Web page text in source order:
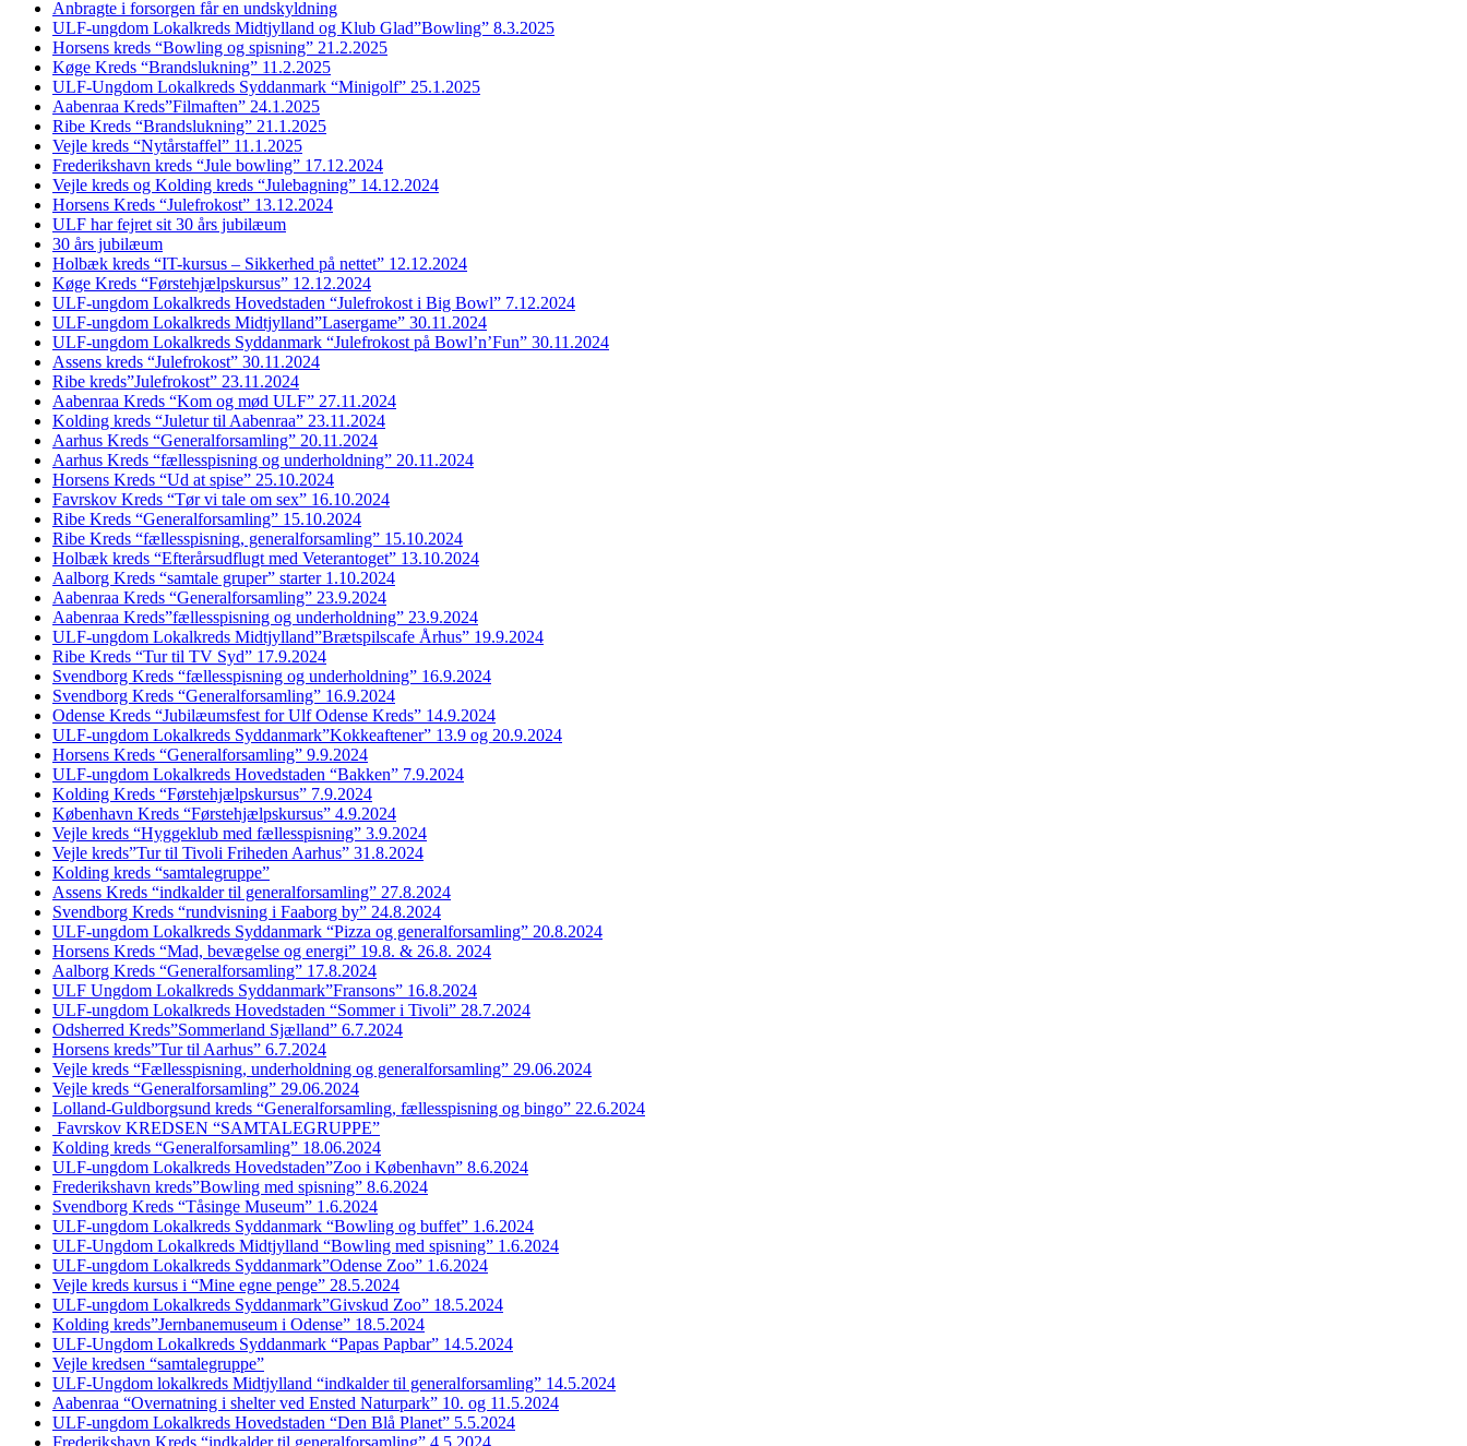
Anbragte i forsorgen får en undskyldning
ULF-ungdom Lokalkreds Midtjylland og Klub Glad”Bowling” 8.3.2025
Horsens kreds “Bowling og spisning” 21.2.2025
Køge Kreds “Brandslukning” 11.2.2025
ULF-Ungdom Lokalkreds Syddanmark “Minigolf” 25.1.2025
Aabenraa Kreds”Filmaften” 24.1.2025
Ribe Kreds “Brandslukning” 21.1.2025
Vejle kreds “Nytårstaffel” 11.1.2025
Frederikshavn kreds “Jule bowling” 17.12.2024
Vejle kreds og Kolding kreds “Julebagning” 14.12.2024
Horsens Kreds “Julefrokost” 13.12.2024
ULF har fejret sit 30 års jubilæum
30 års jubilæum
Holbæk kreds “IT-kursus – Sikkerhed på nettet” 12.12.2024
Køge Kreds “Førstehjælpskursus” 12.12.2024
ULF-ungdom Lokalkreds Hovedstaden “Julefrokost i Big Bowl” 7.12.2024
ULF-ungdom Lokalkreds Midtjylland”Lasergame” 30.11.2024
ULF-ungdom Lokalkreds Syddanmark “Julefrokost på Bowl’n’Fun” 30.11.2024
Assens kreds “Julefrokost” 30.11.2024
Ribe kreds”Julefrokost” 23.11.2024
Aabenraa Kreds “Kom og mød ULF” 27.11.2024
Kolding kreds “Juletur til Aabenraa” 23.11.2024
Aarhus Kreds “Generalforsamling” 20.11.2024
Aarhus Kreds “fællesspisning og underholdning” 20.11.2024
Horsens Kreds “Ud at spise” 25.10.2024
Favrskov Kreds “Tør vi tale om sex” 16.10.2024
Ribe Kreds “Generalforsamling” 15.10.2024
Ribe Kreds “fællesspisning, generalforsamling” 15.10.2024
Holbæk kreds “Efterårsudflugt med Veterantoget” 13.10.2024
Aalborg Kreds “samtale gruper” starter 1.10.2024
Aabenraa Kreds “Generalforsamling” 23.9.2024
Aabenraa Kreds”fællesspisning og underholdning” 23.9.2024
ULF-ungdom Lokalkreds Midtjylland”Brætspilscafe Århus” 19.9.2024
Ribe Kreds “Tur til TV Syd” 17.9.2024
Svendborg Kreds “fællesspisning og underholdning” 16.9.2024
Svendborg Kreds “Generalforsamling” 16.9.2024
Odense Kreds “Jubilæumsfest for Ulf Odense Kreds” 14.9.2024
ULF-ungdom Lokalkreds Syddanmark”Kokkeaftener” 13.9 og 20.9.2024
Horsens Kreds “Generalforsamling” 9.9.2024
ULF-ungdom Lokalkreds Hovedstaden “Bakken” 7.9.2024
Kolding Kreds “Førstehjælpskursus” 7.9.2024
København Kreds “Førstehjælpskursus” 4.9.2024
Vejle kreds “Hyggeklub med fællesspisning” 3.9.2024
Vejle kreds”Tur til Tivoli Friheden Aarhus” 31.8.2024
Kolding kreds “samtalegruppe”
Assens Kreds “indkalder til generalforsamling” 27.8.2024
Svendborg Kreds “rundvisning i Faaborg by” 24.8.2024
ULF-ungdom Lokalkreds Syddanmark “Pizza og generalforsamling” 20.8.2024
Horsens Kreds “Mad, bevægelse og energi” 19.8. & 26.8. 2024
Aalborg Kreds “Generalforsamling” 17.8.2024
ULF Ungdom Lokalkreds Syddanmark”Fransons” 16.8.2024
ULF-ungdom Lokalkreds Hovedstaden “Sommer i Tivoli” 28.7.2024
Odsherred Kreds”Sommerland Sjælland” 6.7.2024
Horsens kreds”Tur til Aarhus” 6.7.2024
Vejle kreds “Fællesspisning, underholdning og generalforsamling” 29.06.2024
Vejle kreds “Generalforsamling” 29.06.2024
Lolland-Guldborgsund kreds “Generalforsamling, fællesspisning og bingo” 22.6.2024
Favrskov KREDSEN “SAMTALEGRUPPE”
Kolding kreds “Generalforsamling” 18.06.2024
ULF-ungdom Lokalkreds Hovedstaden”Zoo i København” 8.6.2024
Frederikshavn kreds”Bowling med spisning” 8.6.2024
Svendborg Kreds “Tåsinge Museum” 1.6.2024
ULF-ungdom Lokalkreds Syddanmark “Bowling og buffet” 1.6.2024
ULF-Ungdom Lokalkreds Midtjylland “Bowling med spisning” 1.6.2024
ULF-ungdom Lokalkreds Syddanmark”Odense Zoo” 1.6.2024
Vejle kreds kursus i “Mine egne penge” 28.5.2024
ULF-ungdom Lokalkreds Syddanmark”Givskud Zoo” 18.5.2024
Kolding kreds”Jernbanemuseum i Odense” 18.5.2024
ULF-Ungdom Lokalkreds Syddanmark “Papas Papbar” 14.5.2024
Vejle kredsen “samtalegruppe”
ULF-Ungdom lokalkreds Midtjylland “indkalder til generalforsamling” 14.5.2024
Aabenraa “Overnatning i shelter ved Ensted Naturpark” 10. og 11.5.2024
ULF-ungdom Lokalkreds Hovedstaden “Den Blå Planet” 5.5.2024